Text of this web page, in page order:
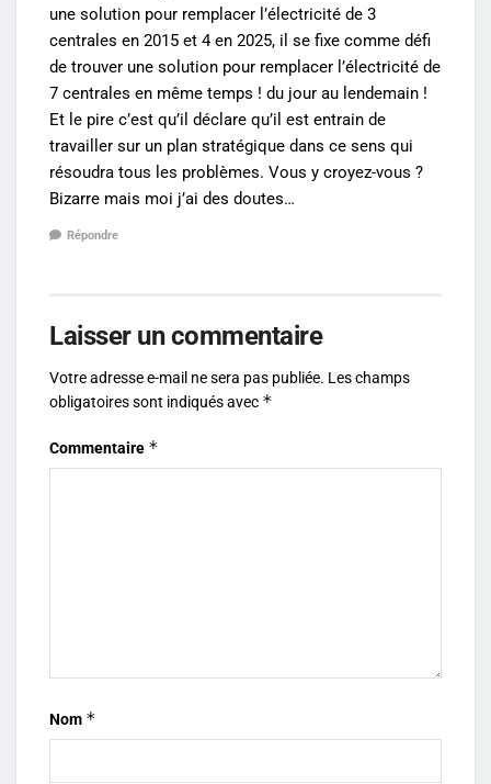
une solution pour remplacer l’électricité de 3
centrales en 2015 et 4 en 2025, il se fixe comme défi
de trouver une solution pour remplacer l’électricité de
7 centrales en même temps ! du jour au lendemain !
Et le pire c’est qu’il déclare qu’il est entrain de
travailler sur un plan stratégique dans ce sens qui
résoudra tous les problèmes. Vous y croyez-vous ?
Bizarre mais moi j’ai des doutes…
Répondre
Laisser un commentaire
Votre adresse e-mail ne sera pas publiée. Les champs
obligatoires sont indiqués avec *
Commentaire *
Nom *